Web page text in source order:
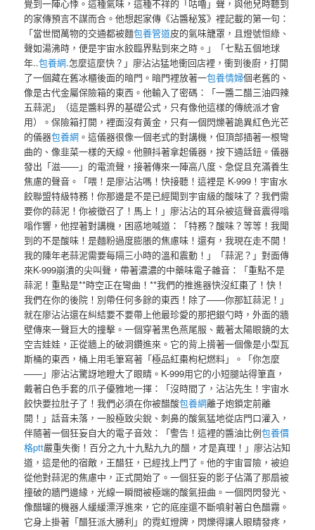
覺到一陣心悸。這種氣味，這種不祥的「咕嚕」聲，與他兒時聽到
的家傳預言不謀而合。他想起家傳《沾醬秘笈》裡記載的第一句：
「當世間萬物的交通都被麵包養管道皮的氣味籠罩，且燈號恒綠、
聲如湯沸時，便是宇宙水餃臨界點到來之時。」「七點五個地球
年..包養網.怎麼這麼快？」廖沾沾猛地衝回店裡，衝到後廚，打開
了一個藏在舊冰櫃後面的暗門。暗門裡放著一包養情婦個老舊的、
像是古代金屬保險箱的東西。他輸入了密碼：「一醬二醋三油四辣
五蒜泥」（這是醬料界的基礎公式，只有像他這樣的傳統派才會
用）。保險箱打開，裡面沒有黃金，只有一個閃爍著詭異紅色光芒
的儀器包養網 。這儀器很像一個老式的對講機，但頂部插著一根彎
曲的、像韭菜一樣的天線。他顫抖著拿起儀器，按下通話鈕。儀器
發出「滋——」的電流聲，接著傳來一陣高八度、急促且充滿養生
焦慮的聲音。「喂！是廖沾沾嗎！快接聽！這裡是 K-999！宇宙水
餃聯盟特級特務！你那邊是不是已經聞到宇宙級的酸味了？我們需
要你的蒜泥！你被徵召了！馬上！」廖沾沾的耳朵被這聲音震得嗡
嗡作響，他捏著對講機，困惑地喊道：「特務？酸味？等等！我聞
到的不是酸味！是麵粉過度膨脹的焦慮味！還有，我現在走不開！
我的陳年老蒜泥需要每隔三小時的溫和震動！」「蒜泥？」對面傳
來K-999崩潰的尖叫聲，帶著濃濃的中藥味電子雜音：「重點不是
蒜泥！重點是**時空正在彎曲！**我們的推進器快沒紅棗了！快！
我們在你的後院！別帶任何多餘的東西！除了——你那缸蒜泥！」
就在廖沾沾還在糾結要不要帶上他最珍愛的那把銀勺時，外面的牆
壁傳來一聲巨大的撞擊。一個穿著黑色燕尾服、戴著太陽眼鏡的太
空吉娃娃，正從牆上的破洞鑽進來。它的背上揹著一個像是小型瓦
斯桶的東西，桶上用毛筆寫著「極品紅棗枸杞燃料」。「你怎麼
——」廖沾沾驚訝地瞪大了眼睛。K-999用它的小短腿站得筆直，
戴著白色手套的爪子優雅地一揮：「沒時間了，沾沾先生！宇宙水
餃快要拉肚子了！我們必須在你被醋酸包養網離子炮鎖定前離
開！」話音未落，一股極致尖銳、刺鼻的酸氣猛地從店門口灌入，
伴隨著一個狂妄自大的電子音效：「警告！這裡的醬油比例包養價
格ptt嚴重失衡！百分之九十九點九九的醋，才是真理！」廖沾沾知
道，這是他的宿敵，王醋狂，已經找上門了。他的宇宙冒險，被迫
從他對蒜泥的焦慮中，正式開始了。一個狂妄的影子佔滿了那扇被
撞破的牆門邊緣，光線一瞬間被極端的酸氣扭曲。一個閃閃發光、
像醋罐的機器人緩緩漂浮進來，它的底座還不斷噴射著白色醋霧。
它身上掛著「醋狂派大勝利」的霓虹燈牌，閃爍得讓人眼睛發疼，